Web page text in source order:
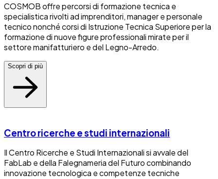
COSMOB offre percorsi di formazione tecnica e
specialistica rivolti ad imprenditori, manager e personale
tecnico nonché corsi di Istruzione Tecnica Superiore per la
formazione di nuove figure professionali mirate per il
settore manifatturiero e del Legno-Arredo.
Scopri di più
Centro ricerche e studi internazionali
Il Centro Ricerche e Studi Internazionali si avvale del
FabLab e della Falegnameria del Futuro combinando
innovazione tecnologica e competenze tecniche